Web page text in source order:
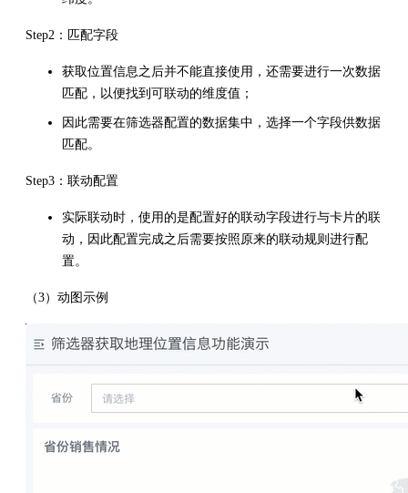
Step2：匹配字段
获取位置信息之后并不能直接使用，还需要进行一次数据
匹配，以便找到可联动的维度值；
因此需要在筛选器配置的数据集中，选择一个字段供数据
匹配。
Step3：联动配置
实际联动时，使用的是配置好的联动字段进行与卡片的联
动，因此配置完成之后需要按照原来的联动规则进行配
置。
（3）动图示例